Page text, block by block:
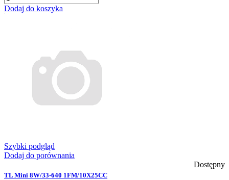
Dodaj do koszyka
Szybki podgląd
Dodaj do porównania
Dostępny
TL Mini 8W/33-640 1FM/10X25CC